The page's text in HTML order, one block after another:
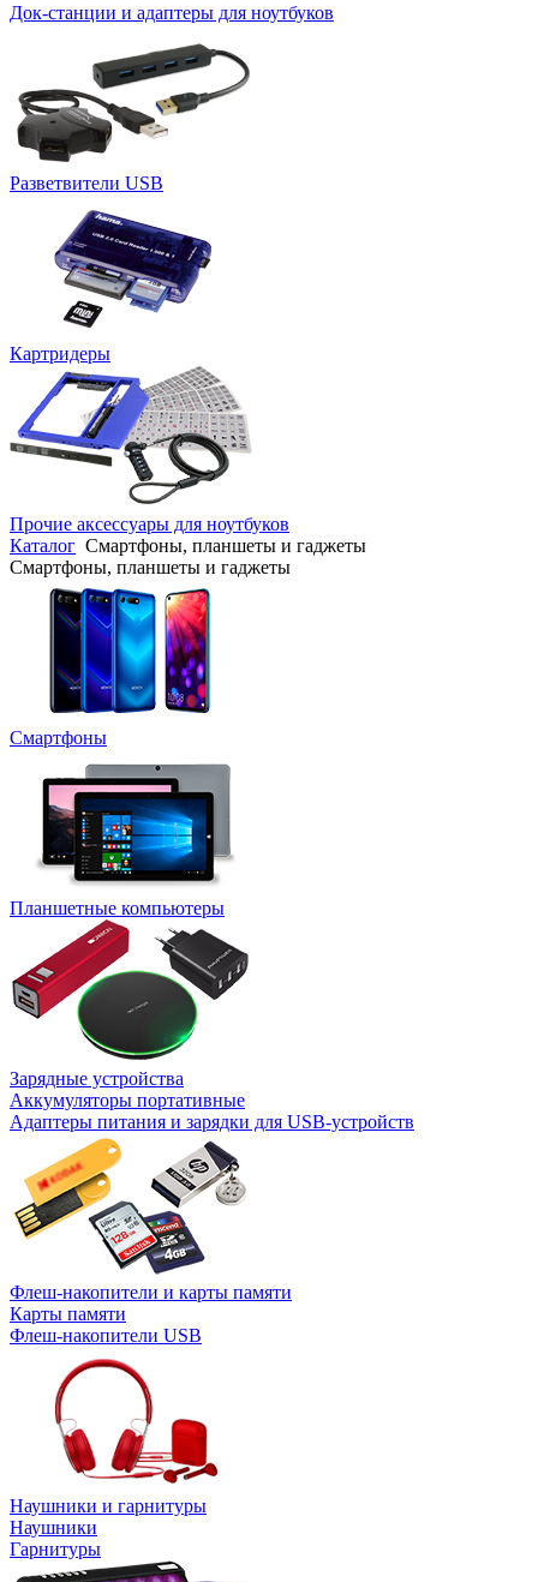
Док-станции и адаптеры для ноутбуков
Разветвители USB
Картридеры
Прочие аксессуары для ноутбуков
Каталог Смартфоны, планшеты и гаджеты
Смартфоны, планшеты и гаджеты
Смартфоны
Планшетные компьютеры
Зарядные устройства
Аккумуляторы портативные
Адаптеры питания и зарядки для USB-устройств
Флеш-накопители и карты памяти
Карты памяти
Флеш-накопители USB
Наушники и гарнитуры
Наушники
Гарнитуры